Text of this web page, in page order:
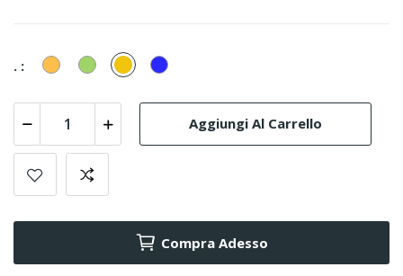
. : Arancione
VerdeGiallo Blu
Aggiungi Al Carrello
Compra Adesso